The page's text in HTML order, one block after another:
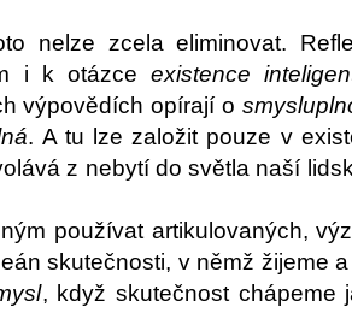
nelze zcela eliminovat.
i k otázceexistence
výpovědích opírají o
. A tu lze založit pouze v
z nebytí do světla naší
používat artikulovaných,
skutečnosti, v němž žijeme
, když skutečnost chápeme